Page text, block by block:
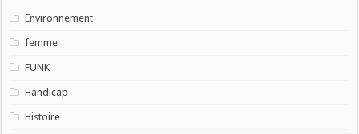
Environnement
femme
FUNK
Handicap
Histoire